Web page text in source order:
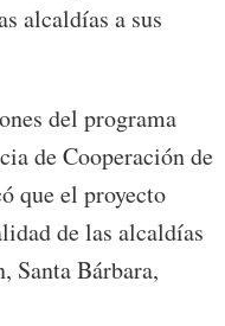
alcaldías a sus
del programa
de Cooperación de
que el proyecto
de las alcaldías
Santa Bárbara,